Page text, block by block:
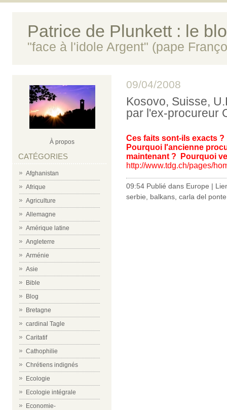
Patrice de Plunkett : le
"face à l'idole Argent" (pape
À propos
CATÉGORIES
Afghanistan
Afrique
Agriculture
Allemagne
Amérique latine
Angleterre
Arménie
Asie
Bible
Blog
Bretagne
cardinal Tagle
Caritatif
Cathophilie
Chrétiens indignés
Ecologie
Ecologie intégrale
Economie-
09/04/2008
Kosovo, Suisse,
par l'ex-procureur
Ces faits sont-ils exacts
Pourquoi l'ancienne
maintenant ?
Pourquoi
http://www.tdg.ch/pages/
09:54 Publié dans Europe |
serbie
balkans carla del ponte